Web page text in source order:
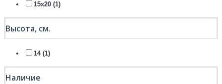
15х20 (1)
Высота, см.
14 (1)
Наличие